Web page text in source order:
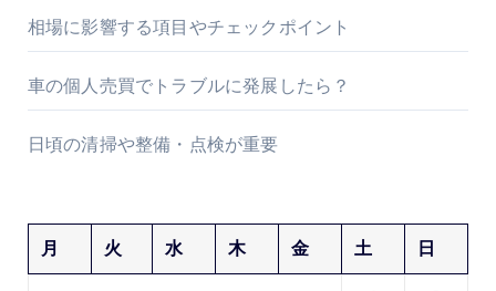
相場に影響する項目やチェックポイント
車の個人売買でトラブルに発展したら？
日頃の清掃や整備・点検が重要
月 火 水 木 金 土 日